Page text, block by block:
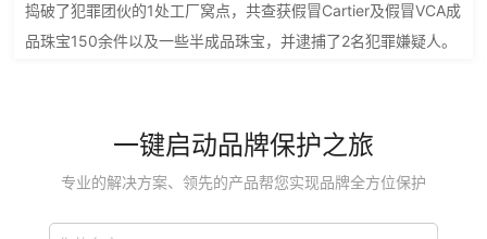
捣破了犯罪团伙的1处工厂窝点，共查获假冒Cartier及假冒VCA成
品珠宝150余件以及一些半成品珠宝，并逮捕了2名犯罪嫌疑人。
一键启动品牌保护之旅
专业的解决方案、领先的产品帮您实现品牌全方位保护